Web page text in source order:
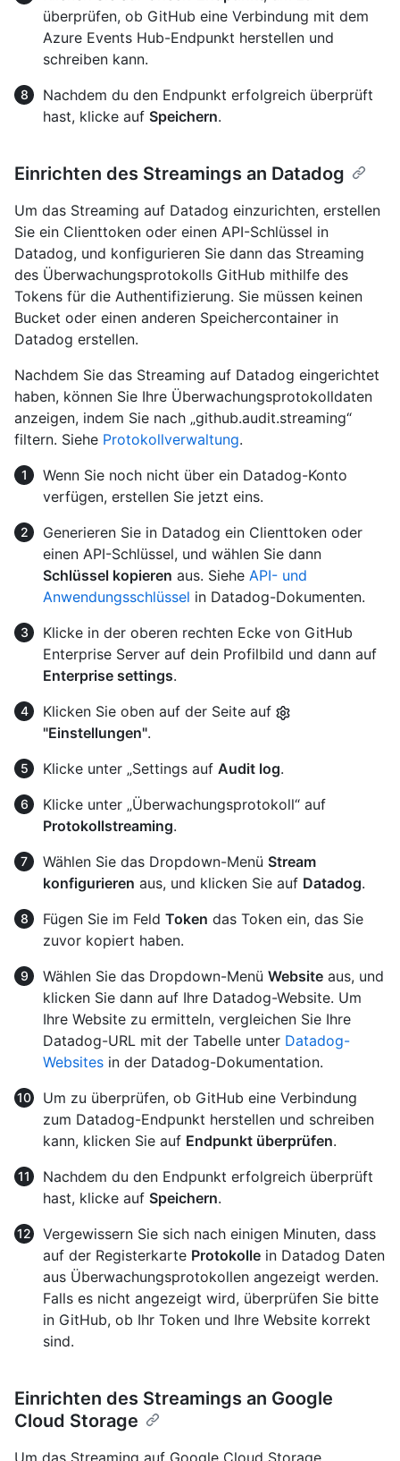
überprüfen, ob GitHub eine Verbindung mit dem
Azure Events Hub-Endpunkt herstellen und
schreiben kann.
Nachdem du den Endpunkt erfolgreich überprüft
hast, klicke auf Speichern.
Einrichten des Streamings an Datadog
Um das Streaming auf Datadog einzurichten, erstellen
Sie ein Clienttoken oder einen API-Schlüssel in
Datadog, und konfigurieren Sie dann das Streaming
des Überwachungsprotokolls GitHub mithilfe des
Tokens für die Authentifizierung. Sie müssen keinen
Bucket oder einen anderen Speichercontainer in
Datadog erstellen.
Nachdem Sie das Streaming auf Datadog eingerichtet
haben, können Sie Ihre Überwachungsprotokolldaten
anzeigen, indem Sie nach „github.audit.streaming“
filtern. Siehe Protokollverwaltung.
Wenn Sie noch nicht über ein Datadog-Konto
verfügen, erstellen Sie jetzt eins.
Generieren Sie in Datadog ein Clienttoken oder
einen API-Schlüssel, und wählen Sie dann
Schlüssel kopieren aus. Siehe API- und
Anwendungsschlüssel in Datadog-Dokumenten.
Klicke in der oberen rechten Ecke von GitHub
Enterprise Server auf dein Profilbild und dann auf
Enterprise settings.
Klicken Sie oben auf der Seite auf
"Einstellungen".
Klicke unter „Settings auf Audit log.
Klicke unter „Überwachungsprotokoll“ auf
Protokollstreaming.
Wählen Sie das Dropdown-Menü Stream
konfigurieren aus, und klicken Sie auf Datadog.
Fügen Sie im Feld Token das Token ein, das Sie
zuvor kopiert haben.
Wählen Sie das Dropdown-Menü Website aus, und
klicken Sie dann auf Ihre Datadog-Website. Um
Ihre Website zu ermitteln, vergleichen Sie Ihre
Datadog-URL mit der Tabelle unter Datadog-
Websites in der Datadog-Dokumentation.
Um zu überprüfen, ob GitHub eine Verbindung
zum Datadog-Endpunkt herstellen und schreiben
kann, klicken Sie auf Endpunkt überprüfen.
Nachdem du den Endpunkt erfolgreich überprüft
hast, klicke auf Speichern.
Vergewissern Sie sich nach einigen Minuten, dass
auf der Registerkarte Protokolle in Datadog Daten
aus Überwachungsprotokollen angezeigt werden.
Falls es nicht angezeigt wird, überprüfen Sie bitte
in GitHub, ob Ihr Token und Ihre Website korrekt
sind.
Einrichten des Streamings an Google
Cloud Storage
Um das Streaming auf Google Cloud Storage